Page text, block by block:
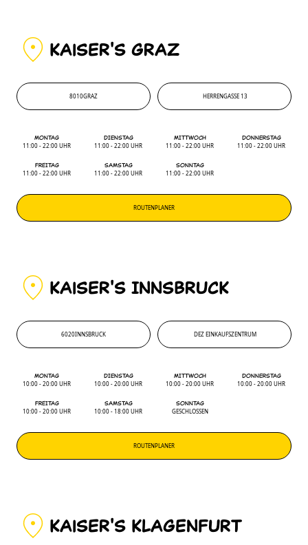
KAiSER'S GRAZ
8010GRAZ
HERRENGASSE 13
ROUTENPLANER
MONTAG
11:00 - 22:00 UHR
DIENSTAG
11:00 - 22:00 UHR
MITTWOCH
11:00 - 22:00 UHR
DONNERSTAG
11:00 - 22:00 UHR
FREITAG
11:00 - 22:00 UHR
SAMSTAG
11:00 - 22:00 UHR
SONNTAG
11:00 - 22:00 UHR
KAiSER'S INNSBRUCK
6020INNSBRUCK
DEZ EINKAUFSZENTRUM
ROUTENPLANER
MONTAG
10:00 - 20:00 UHR
DIENSTAG
10:00 - 20:00 UHR
MITTWOCH
10:00 - 20:00 UHR
DONNERSTAG
10:00 - 20:00 UHR
FREITAG
10:00 - 20:00 UHR
SAMSTAG
10:00 - 18:00 UHR
SONNTAG
GESCHLOSSEN
KAiSER'S KLAGENFURT